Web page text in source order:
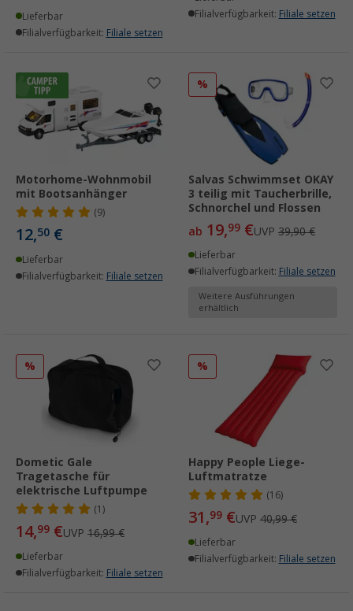
Lieferbar
Filialverfügbarkeit: Filiale setzen
Filialverfügbarkeit: Filiale setzen
Motorhome-Wohnmobil
mit Bootsanhänger
(9)
12,50 €
Lieferbar
Filialverfügbarkeit: Filiale setzen
%
Salvas Schwimmset OKAY
3 teilig mit Taucherbrille,
Schnorchel und Flossen
ab 19,99 €UVP 39,90 €
Lieferbar
Filialverfügbarkeit: Filiale setzen
Weitere Ausführungen
erhältlich
%
Dometic Gale
Tragetasche für
elektrische Luftpumpe
(1)
14,99 €UVP 16,99 €
Lieferbar
Filialverfügbarkeit: Filiale setzen
%
Happy People Liege-
Luftmatratze
(16)
31,99 €UVP 40,99 €
Lieferbar
Filialverfügbarkeit: Filiale setzen